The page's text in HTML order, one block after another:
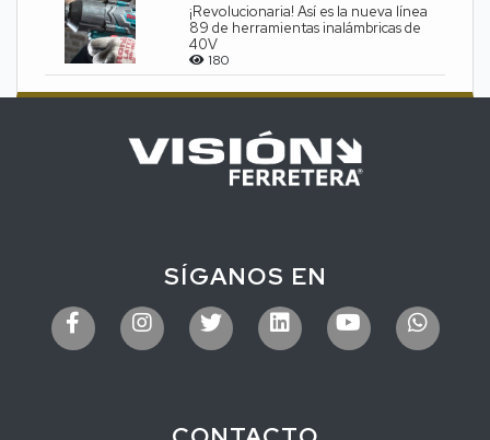
¡Revolucionaria! Así es la nueva línea
89 de herramientas inalámbricas de
40V
180
SÍGANOS EN